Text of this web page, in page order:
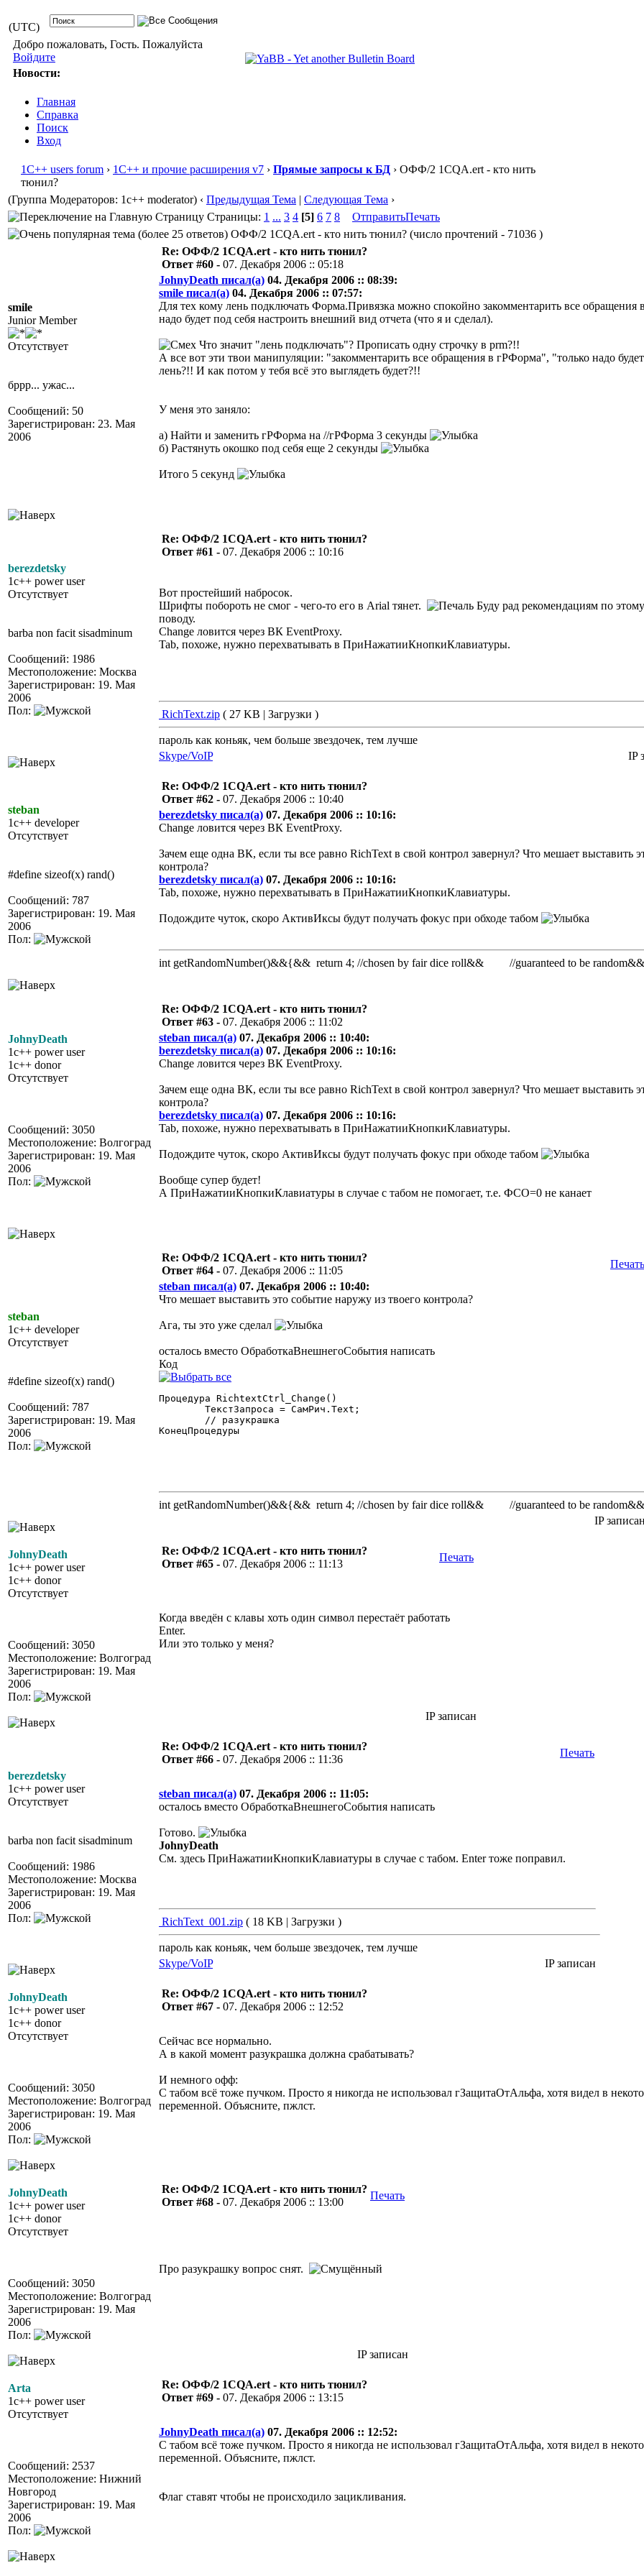
(UTC)
Добро пожаловать, Гость. Пожалуйста
Войдите
Новости:
Главная
Справка
Поиск
Вход
1С++ users forum › 1С++ и прочие расширения v7 › Прямые запросы к БД › ОФФ/2 1CQA.ert - кто нить
тюнил?
(Группа Модераторов: 1c++ moderator) ‹ Предыдущая Тема | Следующая Тема ›
Страницы: 1 ... 3 4 [5] 6 7 8 ОтправитьПечать
ОФФ/2 1CQA.ert - кто нить тюнил? (число прочтений - 71036 )
smile
Junior Member
Отсутствует
бррр... ужас...
Сообщений: 50
Зарегистрирован: 23. Мая
2006
Re: ОФФ/2 1CQA.ert - кто нить тюнил?
Ответ #60 - 07. Декабря 2006 :: 05:18
JohnyDeath писал(а) 04. Декабря 2006 :: 08:39:
smile писал(а) 04. Декабря 2006 :: 07:57:
Для тех кому лень подключать Форма.Привязка можно спокойно закомментарить все
надо будет под себя настроить внешний вид отчета (что я и сделал).
Что значит "лень подключать"? Прописать одну строчку в prm?!!
А все вот эти твои манипуляции: "закомментарить все обращения в гРФорма", "только надо
лень?!! И как потом у тебя всё это выглядеть будет?!!
У меня это заняло:
а) Найти и заменить гРФорма на //гРФорма 3 секунды
б) Растянуть окошко под себя еще 2 секунды
Итого 5 секунд
berezdetsky
1c++ power user
Отсутствует
barba non facit sisadminum
Сообщений: 1986
Местоположение: Москва
Зарегистрирован: 19. Мая
2006
Пол:
Re: ОФФ/2 1CQA.ert - кто нить тюнил?
Ответ #61 - 07. Декабря 2006 :: 10:16
Вот простейший набросок.
Шрифты побороть не смог - чего-то его в Arial тянет.
Буду рад рекомендациям по этому
поводу.
Change ловится через ВК EventProxy.
Tab, похоже, нужно перехватывать в ПриНажатииКнопкиКлавиатуры.
RichText.zip ( 27 KB | Загрузки )
пароль как коньяк, чем больше звездочек, тем лучше
Skype/VoIP
IP
steban
1c++ developer
Отсутствует
#define sizeof(x) rand()
Сообщений: 787
Зарегистрирован: 19. Мая
2006
Пол:
Re: ОФФ/2 1CQA.ert - кто нить тюнил?
Ответ #62 - 07. Декабря 2006 :: 10:40
berezdetsky писал(а) 07. Декабря 2006 :: 10:16:
Change ловится через ВК EventProxy.
Зачем еще одна ВК, если ты все равно RichText в свой контрол завернул? Что мешает выставить
контрола?
berezdetsky писал(а) 07. Декабря 2006 :: 10:16:
Tab, похоже, нужно перехватывать в ПриНажатииКнопкиКлавиатуры.
Подождите чуток, скоро АктивИксы будут получать фокус при обходе табом
int getRandomNumber()&&{&& return 4; //chosen by fair dice roll&& //guaranteed to be
JohnyDeath
1c++ power user
1c++ donor
Отсутствует
Сообщений: 3050
Местоположение: Волгоград
Зарегистрирован: 19. Мая
2006
Пол:
Re: ОФФ/2 1CQA.ert - кто нить тюнил?
Ответ #63 - 07. Декабря 2006 :: 11:02
steban писал(а) 07. Декабря 2006 :: 10:40:
berezdetsky писал(а) 07. Декабря 2006 :: 10:16:
Change ловится через ВК EventProxy.
Зачем еще одна ВК, если ты все равно RichText в свой контрол завернул? Что мешает выставить
контрола?
berezdetsky писал(а) 07. Декабря 2006 :: 10:16:
Tab, похоже, нужно перехватывать в ПриНажатииКнопкиКлавиатуры.
Подождите чуток, скоро АктивИксы будут получать фокус при обходе табом
Вообще супер будет!
А ПриНажатииКнопкиКлавиатуры в случае с табом не помогает, т.е. ФСО=0 не канает
steban
1c++ developer
Отсутствует
#define sizeof(x) rand()
Сообщений: 787
Зарегистрирован: 19. Мая
2006
Пол:
Re: ОФФ/2 1CQA.ert - кто нить тюнил?
Ответ #64 - 07. Декабря 2006 :: 11:05
Печать
steban писал(а) 07. Декабря 2006 :: 10:40:
Что мешает выставить это событие наружу из твоего контрола?
Ага, ты это уже сделал
осталось вместо ОбработкаВнешнегоСобытия написать
Код
Процедура RichtextCtrl_Change()
КонецПроцедуры
int getRandomNumber()&&{&& return 4; //chosen by fair dice roll&& //guaranteed to be
IP
JohnyDeath
1c++ power user
1c++ donor
Отсутствует
Сообщений: 3050
Местоположение: Волгоград
Зарегистрирован: 19. Мая
2006
Пол:
Re: ОФФ/2 1CQA.ert - кто нить тюнил?
Ответ #65 - 07. Декабря 2006 :: 11:13
Печать
Когда введён с клавы хоть один символ перестаёт работать
Enter.
Или это только у меня?
IP записан
berezdetsky
1c++ power user
Отсутствует
barba non facit sisadminum
Сообщений: 1986
Местоположение: Москва
Зарегистрирован: 19. Мая
2006
Пол:
Re: ОФФ/2 1CQA.ert - кто нить тюнил?
Ответ #66 - 07. Декабря 2006 :: 11:36
Печать
steban писал(а) 07. Декабря 2006 :: 11:05:
осталось вместо ОбработкаВнешнегоСобытия написать
Готово.
JohnyDeath
См. здесь ПриНажатииКнопкиКлавиатуры в случае с табом. Enter тоже поправил.
RichText_001.zip ( 18 KB | Загрузки )
пароль как коньяк, чем больше звездочек, тем лучше
Skype/VoIP
IP записан
JohnyDeath
1c++ power user
1c++ donor
Отсутствует
Сообщений: 3050
Местоположение: Волгоград
Зарегистрирован: 19. Мая
2006
Пол:
Re: ОФФ/2 1CQA.ert - кто нить тюнил?
Ответ #67 - 07. Декабря 2006 :: 12:52
Сейчас все нормально.
А в какой момент разукрашка должна срабатывать?
И немного офф:
С табом всё тоже пучком. Просто я никогда не использовал гЗащитаОтАльфа, хотя видел в
переменной. Объясните, пжлст.
JohnyDeath
1c++ power user
1c++ donor
Отсутствует
Сообщений: 3050
Местоположение: Волгоград
Зарегистрирован: 19. Мая
2006
Пол:
Re: ОФФ/2 1CQA.ert - кто нить тюнил?
Ответ #68 - 07. Декабря 2006 :: 13:00
Печать
Про разукрашку вопрос снят.
IP записан
Arta
1c++ power user
Отсутствует
Сообщений: 2537
Местоположение: Нижний
Новгород
Зарегистрирован: 19. Мая
2006
Пол:
Re: ОФФ/2 1CQA.ert - кто нить тюнил?
Ответ #69 - 07. Декабря 2006 :: 13:15
JohnyDeath писал(а) 07. Декабря 2006 :: 12:52:
С табом всё тоже пучком. Просто я никогда не использовал гЗащитаОтАльфа, хотя видел в
переменной. Объясните, пжлст.
Флаг ставят чтобы не происходило зацикливания.